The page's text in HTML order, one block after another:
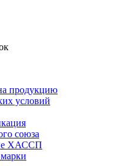
продукцию
условий
союза
ХАССП